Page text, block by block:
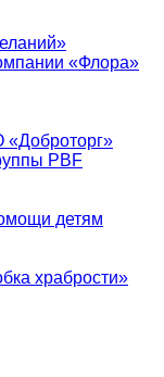
«Флора»
«Доброторг»
PBF
детям
храбрости»